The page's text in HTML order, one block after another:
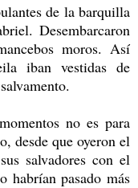
de la barquilla
Desembarcaron
moros. Así
iban vestidas de
no es para
desde que oyeron el
salvadores con el
habrían pasado más